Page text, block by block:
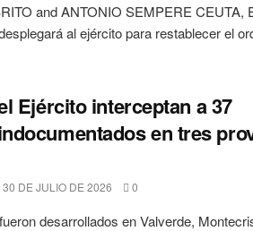
and ANTONIO SEMPERE CEUTA,
al ejército para restablecer el
Ejército interceptan a 37
en tres
30 DE JULIO DE 2026 0
desarrollados en Valverde,